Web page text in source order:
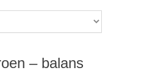
– balans